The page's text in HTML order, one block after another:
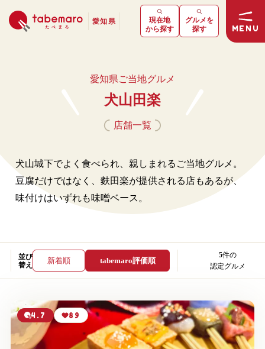
愛知県
MENU
現在地
から探す
グルメを
探す
愛知県ご当地グルメ
犬山田楽
店舗一覧
犬山城下でよく食べられ、親しまれるご当地グルメ。
豆腐だけではなく、麩田楽が提供される店もあるが、
味付けはいずれも味噌ベース。
並び
替え
新着順 tabemaro評価順
5件の
認定グルメ
4.7 89